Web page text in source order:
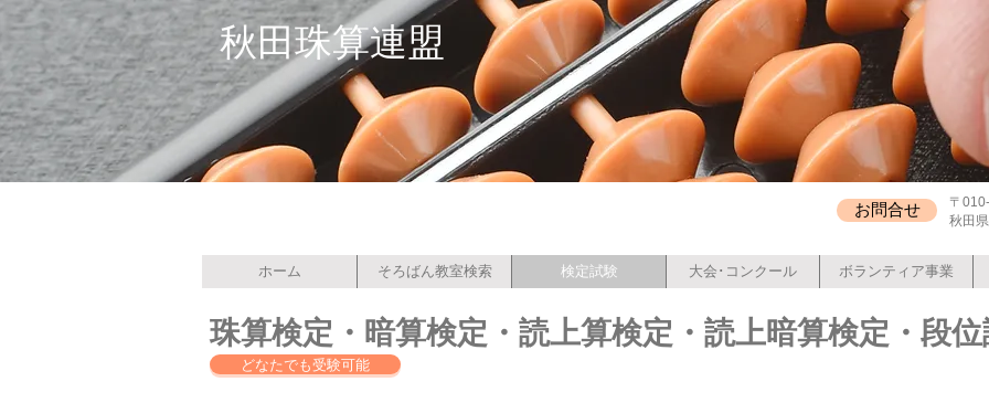
秋田珠算連盟
お問合せ
〒
秋田
ホーム そろばん教室検索 検定試験 大会･コンクール ボランティア事業
珠算検定・暗算検定・読上算検定・読上暗算検定・段
どなたでも受験可能